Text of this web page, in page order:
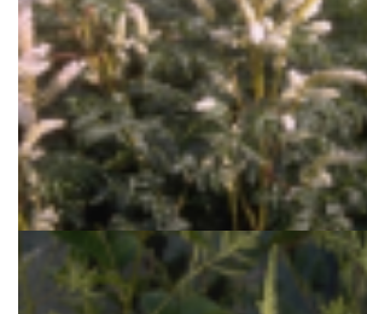
Geitenbaard
Aruncus aethusifolius